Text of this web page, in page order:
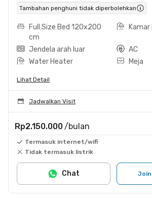
Tambahan penghuni tidak diperbolehkan
Full Size Bed 120x200
cm
Kamar
Jendela arah luar
AC
Water Heater
Meja
Lihat Detail
Jadwalkan Visit
Rp2.150.000 /bulan
Termasuk internet/wifi
Tidak termasuk listrik
Join
Chat